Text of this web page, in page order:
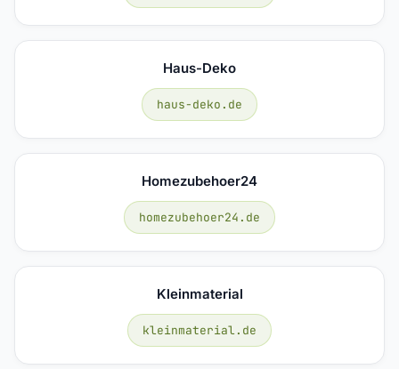
Haus-Deko
haus-deko.de
Homezubehoer24
homezubehoer24.de
Kleinmaterial
kleinmaterial.de